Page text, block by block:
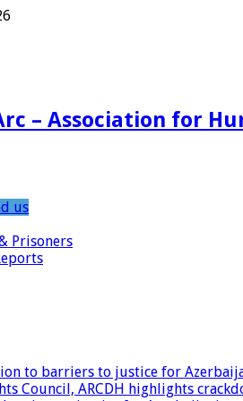
– Association for
us
Prisoners
to barriers to justice for
Council, ARCDH highlights